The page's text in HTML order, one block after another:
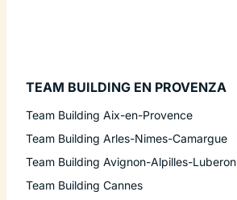
TEAM BUILDING EN PROVENZA
Team Building Aix-en-Provence
Team Building Arles-Nimes-Camargue
Team Building Avignon-Alpilles-Luberon
Team Building Cannes